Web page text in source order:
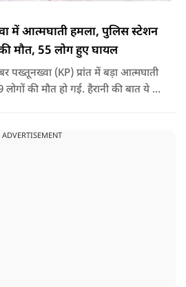
में आत्मघाती हमला, पुलिस स्टेशन
मौत, 55 लोग हुए घायल
पख्तूनख्वा (KP) प्रांत में बड़ा आत्मघाती
की मौत हो गई. हैरानी की बात ये है
ADVERTISEMENT